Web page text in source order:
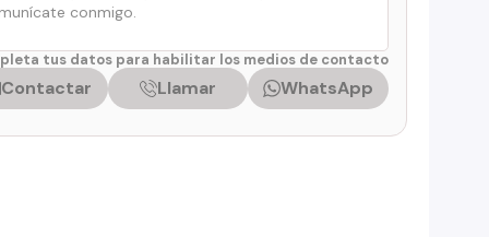
tus datos para habilitar los medios de contacto
Contactar Llamar WhatsApp